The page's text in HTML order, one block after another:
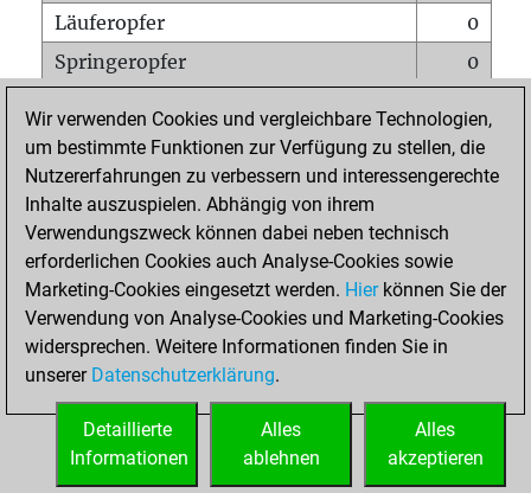
Läuferopfer
0
Springeropfer
0
Matt auf vollem Brett
0
Bauer setzt Matt
0
Erstickte Matts
Unterverwandlungen
Türme auf der siebten
1
STARTSEITE
Wir verwenden Cookies und vergleichbare Technologien,
um bestimmte Funktionen zur Verfügung zu stellen, die
Nutzererfahrungen zu verbessern und interessengerechte
Inhalte auszuspielen. Abhängig von ihrem
Verwendungszweck können dabei neben technisch
erforderlichen Cookies auch Analyse-Cookies sowie
Marketing-Cookies eingesetzt werden. Hierkönnen Sie der
Verwendung von Analyse-Cookies und Marketing-Cookies
widersprechen. Weitere Informationen finden Sie in
unserer Datenschutzerklärung.
Alles
akzeptieren
Alles
ablehnen
Detaillierte
Informationen